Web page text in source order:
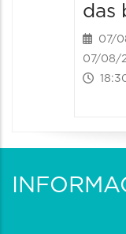
das
07/
07/08/